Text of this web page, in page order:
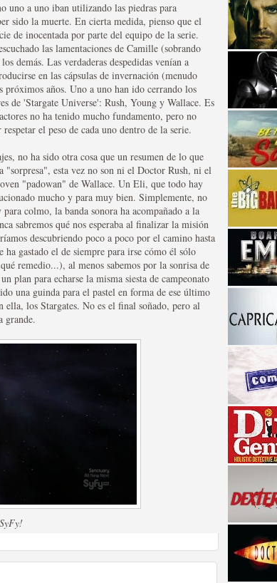
de cine y
en peligro de
la "verdad"
uno a uno iban utilizando las piedras para
sido la muerte. En cierta medida, pienso que el
de inocentada por parte del equipo de la serie.
las lamentaciones de Camille (sobrando
demás. Las verdaderas despedidas venían a
en las cápsulas de invernación (menudo
años. Uno a uno han ido cerrando los
de 'Stargate Universe': Rush, Young y Wallace. Es
no ha tenido mucho fundamento, pero no
el peso de cada uno dentro de la serie.
no ha sido otra cosa que un resumen de lo que
"sorpresa", esta vez no son ni el Doctor Rush, ni el
"padowan" de Wallace. Un Eli, que todo hay
mucho y para muy bien. Simplemente, no
colmo, la banda sonora ha acompañado a la
sabremos qué nos esperaba al finalizar la misión
descubriendo poco a poco por el camino hasta
gastado el de siempre para irse cómo él sólo
remedio...), al menos sabemos por la sonrisa de
plan para echarse la misma siesta de campeonato
una guinda para el pastel en forma de ese último
los Stargates. No es el final soñado, pero al
grande.